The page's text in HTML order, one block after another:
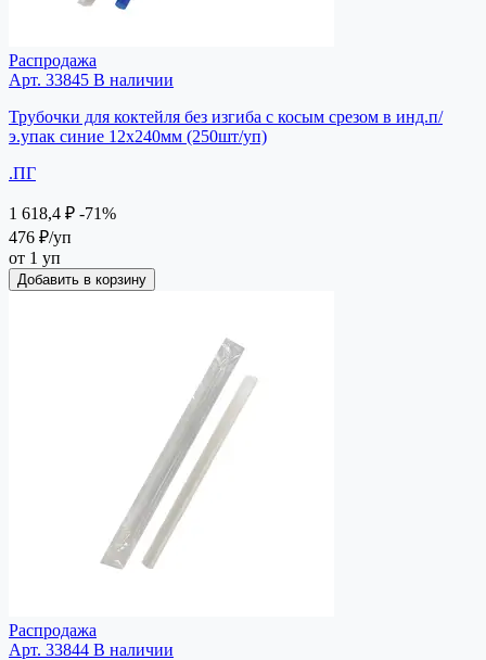
Распродажа
Арт. 33845 В наличии
Трубочки для коктейля без изгиба с косым срезом в инд.п/
э.упак синие 12х240мм (250шт/уп)
.ПГ
1 618,4 ₽ -71%
476 ₽/уп
от 1 уп
Добавить в корзину
Распродажа
Арт. 33844 В наличии